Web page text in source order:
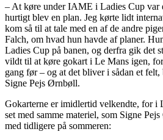
– At køre under IAME i Ladies Cup var
hurtigt blev en plan. Jeg kørte lidt
kom så til at tale med en af de andre
Falch, om hvad hun havde af planer.
Ladies Cup på banen, og derfra gik det
vildt til at køre gokart i Le Mans igen,
gang før – og at det bliver i sådan et
Signe Pejs Ørnbøll.
Gokarterne er imidlertid velkendte, for i
set med samme materiel, som Signe
med tidligere på sommeren: